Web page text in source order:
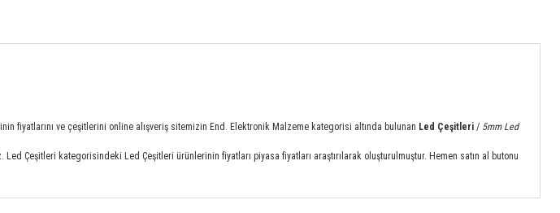
fiyatlarını ve çeşitlerini online alışveriş sitemizin End. Elektronik Malzeme kategorisi altında bulunan Led Çeşitleri / 5mm Led
Çeşitleri kategorisindeki Led Çeşitleri ürünlerinin fiyatları piyasa fiyatları araştırılarak oluşturulmuştur. Hemen satın al butonu